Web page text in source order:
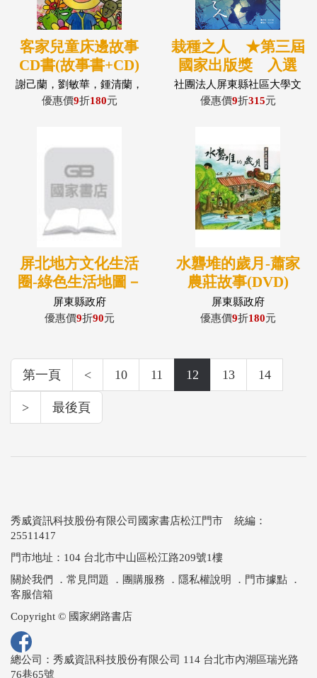
客家兒童床邊故事
CD書(故事書+CD)
謝己蘭，劉敏華，鍾清蘭，
學正幼稚園，林達英
優惠價9折180元
栽種之人 ★第三屆
國家出版獎 入選
社團法人屏東縣社區大學文
教發展協會編，侯千絹，吳
優惠價9折315元
屏北地方文化生活
圈-綠色生活地圖－
屏東縣政府文化資產
叢書296
屏東縣政府
優惠價9折90元
水礱堆的歲月-蕭家
農莊故事(DVD)
屏東縣政府
優惠價9折180元
第一頁 < 10 11 12 13 14
> 最後頁
秀威資訊科技股份有限公司國家書店松江門市 統編：
25511417
門市地址：104 台北市中山區松江路209號1樓
關於我們
． 常見問題 ． 團購服務 ． 隱私權說明 ． 門市據點 ．
客服信箱
Copyright © 國家網路書店
總公司：秀威資訊科技股份有限公司 114 台北市內湖區瑞光路
76巷65號